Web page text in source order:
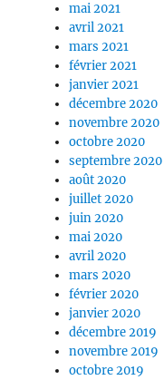
mai 2021
avril 2021
mars 2021
février 2021
janvier 2021
décembre 2020
novembre 2020
octobre 2020
septembre 2020
août 2020
juillet 2020
juin 2020
mai 2020
avril 2020
mars 2020
février 2020
janvier 2020
décembre 2019
novembre 2019
octobre 2019